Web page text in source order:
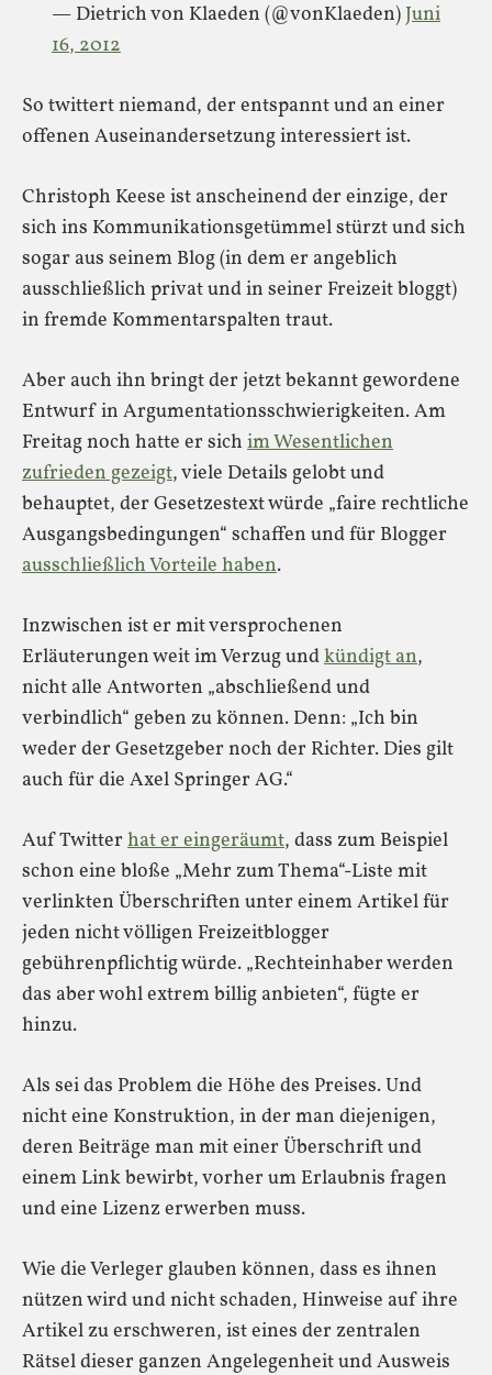
— Dietrich von Klaeden (@vonKlaeden) Juni
16, 2012
So twittert niemand, der entspannt und an einer
offenen Auseinandersetzung interessiert ist.
Christoph Keese ist anscheinend der einzige, der
sich ins Kommunikationsgetümmel stürzt und sich
sogar aus seinem Blog (in dem er angeblich
ausschließlich privat und in seiner Freizeit bloggt)
in fremde Kommentarspalten traut.
Aber auch ihn bringt der jetzt bekannt gewordene
Entwurf in Argumentationsschwierigkeiten. Am
Freitag noch hatte er sich im Wesentlichen
zufrieden gezeigt, viele Details gelobt und
behauptet, der Gesetzestext würde „faire rechtliche
Ausgangsbedingungen“ schaffen und für Blogger
ausschließlich Vorteile haben.
Inzwischen ist er mit versprochenen
Erläuterungen weit im Verzug undkündigt an,
nicht alle Antworten „abschließend und
verbindlich“ geben zu können. Denn: „Ich bin
weder der Gesetzgeber noch der Richter. Dies gilt
auch für die Axel Springer AG.“
Auf Twitter hat er eingeräumt, dass zum Beispiel
schon eine bloße „Mehr zum Thema“-Liste mit
verlinkten Überschriften unter einem Artikel für
jeden nicht völligen Freizeitblogger
gebührenpflichtig würde. „Rechteinhaber werden
das aber wohl extrem billig anbieten“, fügte er
hinzu.
Als sei das Problem die Höhe des Preises. Und
nicht eine Konstruktion, in der man diejenigen,
deren Beiträge man mit einer Überschrift und
einem Link bewirbt, vorher um Erlaubnis fragen
und eine Lizenz erwerben muss.
Wie die Verleger glauben können, dass es ihnen
nützen wird und nicht schaden, Hinweise auf ihre
Artikel zu erschweren, ist eines der zentralen
Rätsel dieser ganzen Angelegenheit und Ausweis